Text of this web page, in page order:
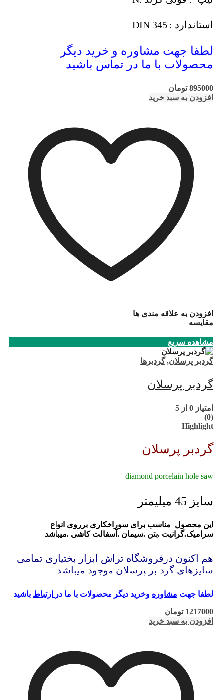
استاندارد : DIN 345
لطفا جهت مشاوره و خرید دیگر
محصولات با ما در تماس باشید
895000 تومان
افزودن به سبد خرید
افزودن به علاقه مندی ها
مقایسه
مشاهده سریع
گردبر پرسلان,گردبرها
گردبر پرسلان
امتیاز 0 از 5
(0)
Highlight
گردبر پرسلان
diamond porcelain hole saw
سایز 45 میلیمتر
این محصول مناسب برای سوراخکاری برروی انواع
سرامیک.گرانیت .بتن .سیمان .آسفالت کاشی .میباشد
هم اکنون درفروشگاه تراش ابزار بختیاری تمامی
سایزهای گرد بر پرسلان موجود میباشد
لطفا جهت مشاوره وخرید دیگر محصولات با ما در ارتباط باشید
1217000 تومان
افزودن به سبد خرید